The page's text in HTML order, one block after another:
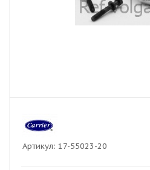
Артикул: 17-55023-20